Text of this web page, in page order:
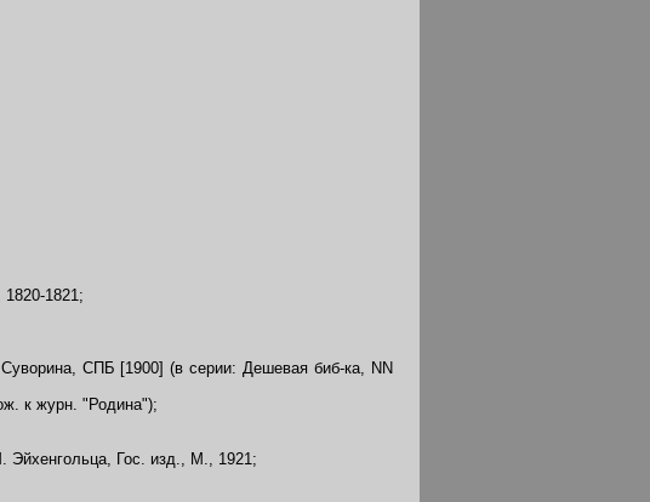
1821;
СПБ [1900] (в серии: Дешевая биб-ка, NN
к журн. "Родина");
Эйхенгольца, Гос. изд., М., 1921;